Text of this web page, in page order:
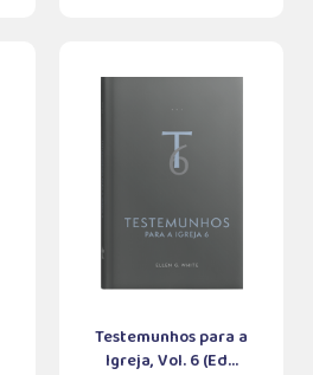
Testemunhos para a
Igreja, Vol. 6 (Ed...